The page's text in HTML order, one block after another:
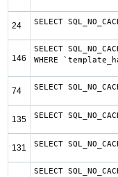
24 SELECT
146
SELECT
WHERE
74 SELECT
135 SELECT
131 SELECT
SELECT